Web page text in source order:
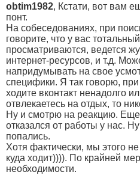
obtim1982, Кстати, вот вам
понт.
На собеседованиях, при
говорите, что у вас
просматриваются, ведется
интернет-ресурсов, и т.д.
напридумывать на свое
специфики. Я так говорю,
ходите вконтакт ненадолго
отвлекаетесь на отдых, то
Ну и смотрю на реакцию.
отказался от работы у нас.
попались.
Хотя фактически, мы этого
куда ходит)))). По крайней
необходимости.